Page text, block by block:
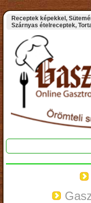
Receptek képekkel,
Szárnyas ételreceptek,